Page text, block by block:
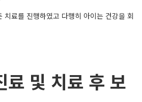
치료를 진행하였고 다행히 아이는 건강을 회
료 및 치료 후 보